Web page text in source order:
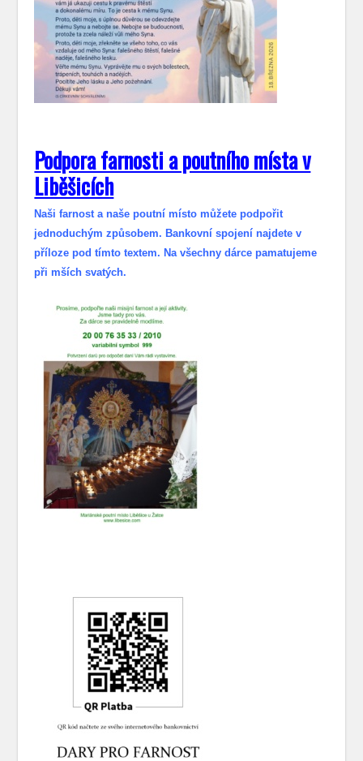
Podpora farnosti a poutního místa v
Liběšicích
Naši farnost a naše poutní místo můžete podpořit
jednoduchým způsobem. Bankovní spojení najdete v
příloze pod tímto textem. Na všechny dárce pamatujeme
při mších svatých.